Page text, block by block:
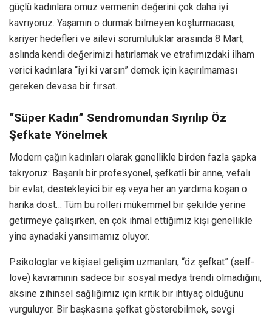
güçlü kadınlara omuz vermenin değerini çok daha iyi
kavrıyoruz. Yaşamın o durmak bilmeyen koşturmacası,
kariyer hedefleri ve ailevi sorumluluklar arasında 8 Mart,
aslında kendi değerimizi hatırlamak ve etrafımızdaki ilham
verici kadınlara “iyi ki varsın” demek için kaçırılmaması
gereken devasa bir fırsat.
“Süper Kadın” Sendromundan Sıyrılıp Öz
Şefkate Yönelmek
Modern çağın kadınları olarak genellikle birden fazla şapka
takıyoruz: Başarılı bir profesyonel, şefkatli bir anne, vefalı
bir evlat, destekleyici bir eş veya her an yardıma koşan o
harika dost… Tüm bu rolleri mükemmel bir şekilde yerine
getirmeye çalışırken, en çok ihmal ettiğimiz kişi genellikle
yine aynadaki yansımamız oluyor.
Psikologlar ve kişisel gelişim uzmanları, “öz şefkat” (self-
love) kavramının sadece bir sosyal medya trendi olmadığını,
aksine zihinsel sağlığımız için kritik bir ihtiyaç olduğunu
vurguluyor. Bir başkasına şefkat gösterebilmek, sevgi